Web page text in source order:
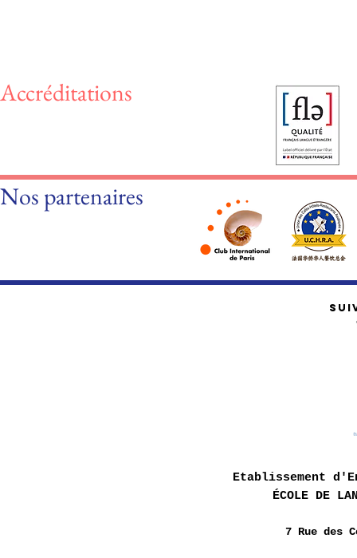
Accréditations
Nos partenaires
Etablissement
ÉCOLE DE
7 Rue des